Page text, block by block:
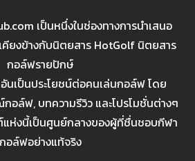
เป็นหนึ่งในช่องทางการนำเสนอ
คียงข้างกับนิตยสาร HotGolf นิตยสาร
กอล์ฟรายปักษ์
นเป็นประโยชน์ต่อคนเล่นกอล์ฟ โดย
กอล์ฟ, บทความรีวิว และโปรโมชั่นต่างๆ
แห่งนี้เป็นศูนย์กลางของผู้ที่ชื่นชอบกีฬา
กอล์ฟอย่างแท้จริง